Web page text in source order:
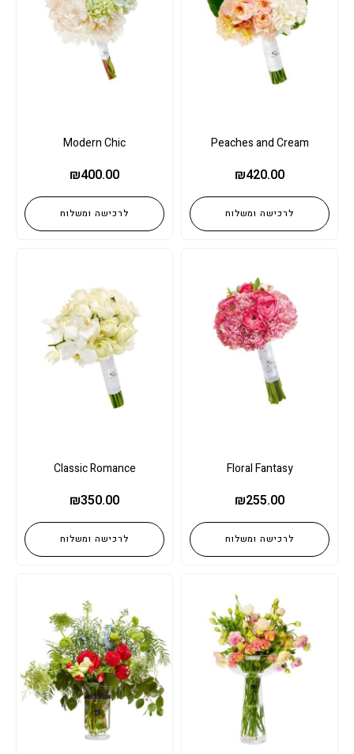
Peaches and Cream
₪420.00
לרכישה ומשלוח
Modern Chic
₪400.00
לרכישה ומשלוח
Floral Fantasy
₪255.00
לרכישה ומשלוח
Classic Romance
₪350.00
לרכישה ומשלוח